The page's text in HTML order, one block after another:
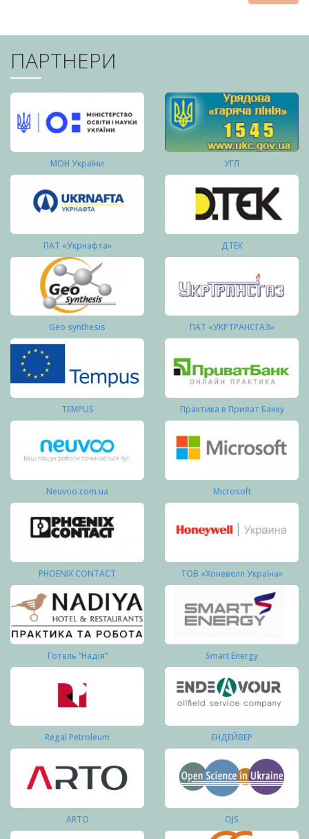
ПАРТНЕРИ
МОН України УГЛ
ПАТ «Укрнафта» ДТЕК
Geo synthesis ПАТ «УКРТРАНСГАЗ»
TEMPUS Практика в Приват Банку
Neuvoo.com.ua Microsoft
PHOENIX CONTACT ТОВ «Хоневелл Україна»
Готель “Надія” Smart Energy
Regal Petroleum ЕНДЕЙВЕР
ARTO OJS